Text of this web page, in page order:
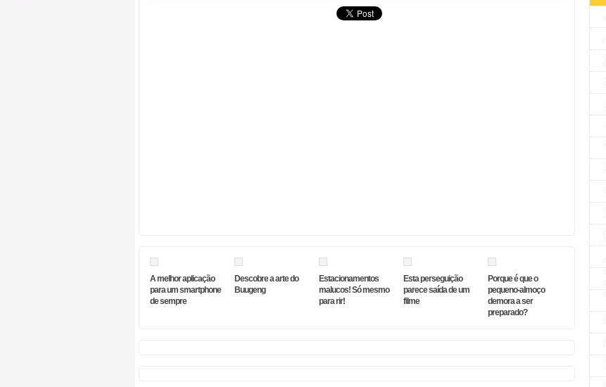
A melhor aplicação
para um smartphone
de sempre
Descobre a arte do
Buugeng
Estacionamentos
malucos! Só mesmo
para rir!
Esta perseguição
parece saída de um
filme
Porque é que o
pequeno-almoço
demora a ser
preparado?